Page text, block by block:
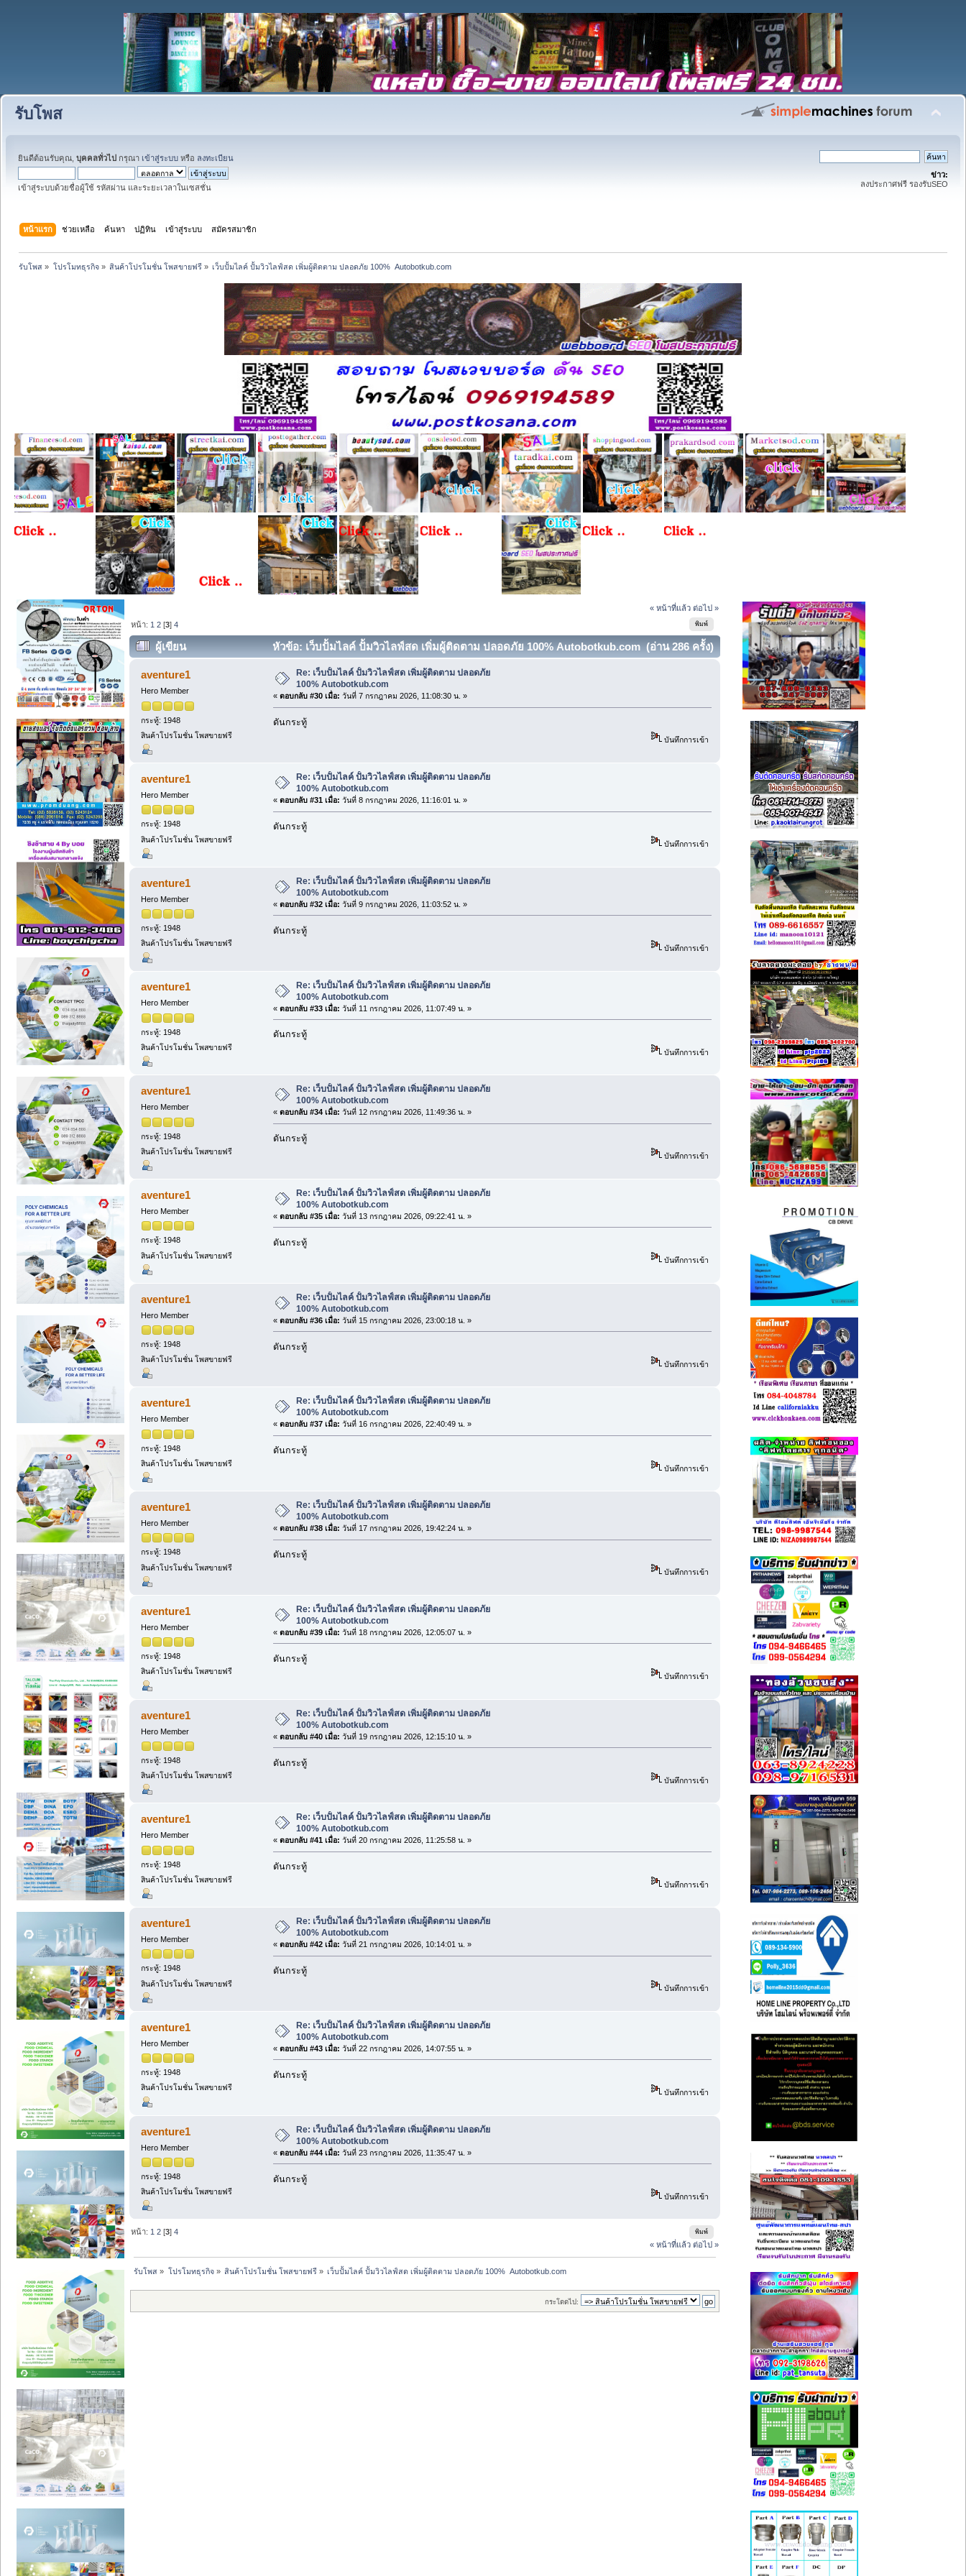
รับโพส
ยินดีต้อนรับคุณ, บุคคลทั่วไป กรุณา เข้าสู่ระบบ หรือ ลงทะเบียน
เข้าสู่ระบบด้วยชื่อผู้ใช้ รหัสผ่าน และระยะเวลาในเซสชั่น
ข่าว:
ลงประกาศฟรี รองรับSEO
หน้าแรก ช่วยเหลือ ค้นหา ปฏิทิน เข้าสู่ระบบ สมัครสมาชิก
รับโพส » โปรโมทธุรกิจ» สินค้าโปรโมชั่น โพสขายฟรี» เว็บปั้มไลค์ ปั้มวิวไลฟ์สด เพิ่มผู้ติดตาม ปลอดภัย 100%  Autobotkub.com
« หน้าที่แล้ว ต่อไป »
พิมพ์
หน้า: 1 2 [3]4
ผู้เขียน หัวข้อ: เว็บปั้มไลค์ ปั้มวิวไลฟ์สด เพิ่มผู้ติดตาม ปลอดภัย 100% Autobotkub.com (อ่าน 286 ครั้ง)
aventure1
Hero Member
กระทู้: 1948
สินค้าโปรโมชั่น โพสขายฟรี
Re: เว็บปั้มไลค์ ปั้มวิวไลฟ์สด เพิ่มผู้ติดตาม ปลอดภัย
100% Autobotkub.com
« ตอบกลับ #30 เมื่อ: วันที่ 7 กรกฎาคม 2026, 11:08:30 น. »
ดันกระทู้
บันทึกการเข้า
aventure1
Hero Member
กระทู้: 1948
สินค้าโปรโมชั่น โพสขายฟรี
Re: เว็บปั้มไลค์ ปั้มวิวไลฟ์สด เพิ่มผู้ติดตาม ปลอดภัย
100% Autobotkub.com
« ตอบกลับ #31 เมื่อ: วันที่ 8 กรกฎาคม 2026, 11:16:01 น. »
ดันกระทู้
บันทึกการเข้า
aventure1
Hero Member
กระทู้: 1948
สินค้าโปรโมชั่น โพสขายฟรี
Re: เว็บปั้มไลค์ ปั้มวิวไลฟ์สด เพิ่มผู้ติดตาม ปลอดภัย
100% Autobotkub.com
« ตอบกลับ #32 เมื่อ: วันที่ 9 กรกฎาคม 2026, 11:03:52 น. »
ดันกระทู้
บันทึกการเข้า
aventure1
Hero Member
กระทู้: 1948
สินค้าโปรโมชั่น โพสขายฟรี
Re: เว็บปั้มไลค์ ปั้มวิวไลฟ์สด เพิ่มผู้ติดตาม ปลอดภัย
100% Autobotkub.com
« ตอบกลับ #33 เมื่อ: วันที่ 11 กรกฎาคม 2026, 11:07:49 น. »
ดันกระทู้
บันทึกการเข้า
aventure1
Hero Member
กระทู้: 1948
สินค้าโปรโมชั่น โพสขายฟรี
Re: เว็บปั้มไลค์ ปั้มวิวไลฟ์สด เพิ่มผู้ติดตาม ปลอดภัย
100% Autobotkub.com
« ตอบกลับ #34 เมื่อ: วันที่ 12 กรกฎาคม 2026, 11:49:36 น. »
ดันกระทู้
บันทึกการเข้า
aventure1
Hero Member
กระทู้: 1948
สินค้าโปรโมชั่น โพสขายฟรี
Re: เว็บปั้มไลค์ ปั้มวิวไลฟ์สด เพิ่มผู้ติดตาม ปลอดภัย
100% Autobotkub.com
« ตอบกลับ #35 เมื่อ: วันที่ 13 กรกฎาคม 2026, 09:22:41 น. »
ดันกระทู้
บันทึกการเข้า
aventure1
Hero Member
กระทู้: 1948
สินค้าโปรโมชั่น โพสขายฟรี
Re: เว็บปั้มไลค์ ปั้มวิวไลฟ์สด เพิ่มผู้ติดตาม ปลอดภัย
100% Autobotkub.com
« ตอบกลับ #36 เมื่อ: วันที่ 15 กรกฎาคม 2026, 23:00:18 น. »
ดันกระทู้
บันทึกการเข้า
aventure1
Hero Member
กระทู้: 1948
สินค้าโปรโมชั่น โพสขายฟรี
Re: เว็บปั้มไลค์ ปั้มวิวไลฟ์สด เพิ่มผู้ติดตาม ปลอดภัย
100% Autobotkub.com
« ตอบกลับ #37 เมื่อ: วันที่ 16 กรกฎาคม 2026, 22:40:49 น. »
ดันกระทู้
บันทึกการเข้า
aventure1
Hero Member
กระทู้: 1948
สินค้าโปรโมชั่น โพสขายฟรี
Re: เว็บปั้มไลค์ ปั้มวิวไลฟ์สด เพิ่มผู้ติดตาม ปลอดภัย
100% Autobotkub.com
« ตอบกลับ #38 เมื่อ: วันที่ 17 กรกฎาคม 2026, 19:42:24 น. »
ดันกระทู้
บันทึกการเข้า
aventure1
Hero Member
กระทู้: 1948
สินค้าโปรโมชั่น โพสขายฟรี
Re: เว็บปั้มไลค์ ปั้มวิวไลฟ์สด เพิ่มผู้ติดตาม ปลอดภัย
100% Autobotkub.com
« ตอบกลับ #39 เมื่อ: วันที่ 18 กรกฎาคม 2026, 12:05:07 น. »
ดันกระทู้
บันทึกการเข้า
aventure1
Hero Member
กระทู้: 1948
สินค้าโปรโมชั่น โพสขายฟรี
Re: เว็บปั้มไลค์ ปั้มวิวไลฟ์สด เพิ่มผู้ติดตาม ปลอดภัย
100% Autobotkub.com
« ตอบกลับ #40 เมื่อ: วันที่ 19 กรกฎาคม 2026, 12:15:10 น. »
ดันกระทู้
บันทึกการเข้า
aventure1
Hero Member
กระทู้: 1948
สินค้าโปรโมชั่น โพสขายฟรี
Re: เว็บปั้มไลค์ ปั้มวิวไลฟ์สด เพิ่มผู้ติดตาม ปลอดภัย
100% Autobotkub.com
« ตอบกลับ #41 เมื่อ: วันที่ 20 กรกฎาคม 2026, 11:25:58 น. »
ดันกระทู้
บันทึกการเข้า
aventure1
Hero Member
กระทู้: 1948
สินค้าโปรโมชั่น โพสขายฟรี
Re: เว็บปั้มไลค์ ปั้มวิวไลฟ์สด เพิ่มผู้ติดตาม ปลอดภัย
100% Autobotkub.com
« ตอบกลับ #42 เมื่อ: วันที่ 21 กรกฎาคม 2026, 10:14:01 น. »
ดันกระทู้
บันทึกการเข้า
aventure1
Hero Member
กระทู้: 1948
สินค้าโปรโมชั่น โพสขายฟรี
Re: เว็บปั้มไลค์ ปั้มวิวไลฟ์สด เพิ่มผู้ติดตาม ปลอดภัย
100% Autobotkub.com
« ตอบกลับ #43 เมื่อ: วันที่ 22 กรกฎาคม 2026, 14:07:55 น. »
ดันกระทู้
บันทึกการเข้า
aventure1
Hero Member
กระทู้: 1948
สินค้าโปรโมชั่น โพสขายฟรี
Re: เว็บปั้มไลค์ ปั้มวิวไลฟ์สด เพิ่มผู้ติดตาม ปลอดภัย
100% Autobotkub.com
« ตอบกลับ #44 เมื่อ: วันที่ 23 กรกฎาคม 2026, 11:35:47 น. »
ดันกระทู้
บันทึกการเข้า
พิมพ์
หน้า: 1 2 [3]4
« หน้าที่แล้ว ต่อไป »
รับโพส » โปรโมทธุรกิจ» สินค้าโปรโมชั่น โพสขายฟรี» เว็บปั้มไลค์ ปั้มวิวไลฟ์สด เพิ่มผู้ติดตาม ปลอดภัย 100%  Autobotkub.com
กระโดดไป: